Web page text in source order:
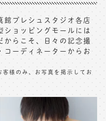
せ窓口
お手数ですが
わせください
studio.com
～17:00
日祝日
館プレシュスタジオ各店
ショッピングモールには
からこそ、日々の記念撮
コーディネーターからお
様のみ、お写真を掲示してお